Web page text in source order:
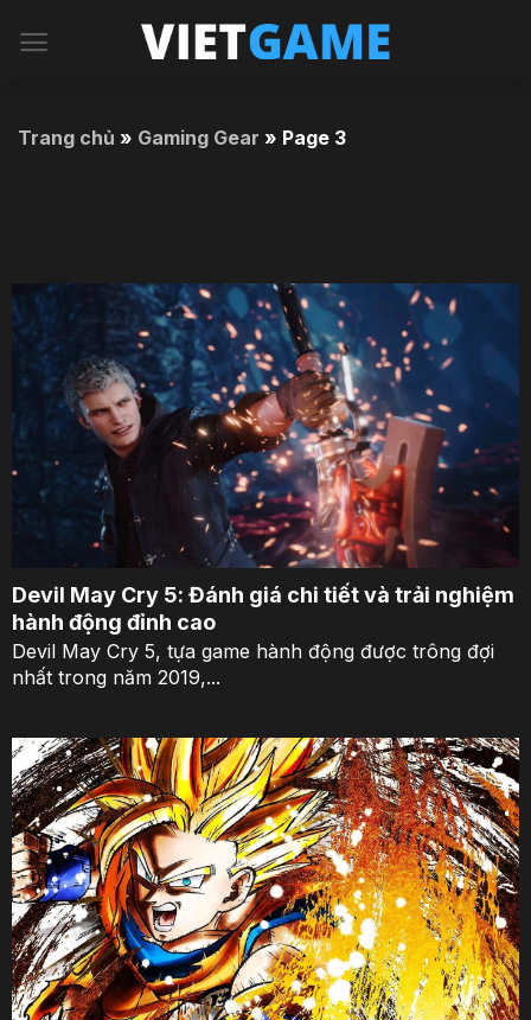
đến
Trang chủ » Gaming Gear » Page 3
Devil May Cry 5: Đánh giá chi tiết và trải nghiệm
hành động đỉnh cao
Devil May Cry 5, tựa game hành động được trông đợi
nhất trong năm 2019,...